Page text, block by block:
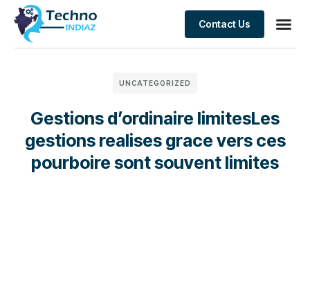
Contact Us
UNCATEGORIZED
Gestions d’ordinaire limitesLes
gestions realises grace vers ces
pourboire sont souvent limites